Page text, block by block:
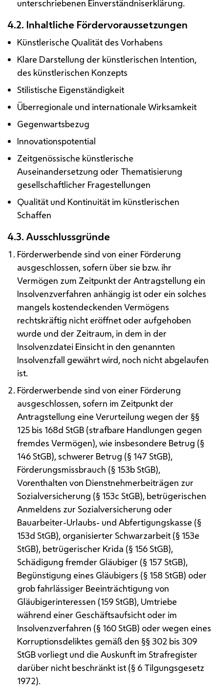
unterschriebenen Einverständniserklärung.
4.2. Inhaltliche Fördervoraussetzungen
Künstlerische Qualität des Vorhabens
Klare Darstellung der künstlerischen Intention,
des künstlerischen Konzepts
Stilistische Eigenständigkeit
Überregionale und internationale Wirksamkeit
Gegenwartsbezug
Innovationspotential
Zeitgenössische künstlerische
Auseinandersetzung oder Thematisierung
gesellschaftlicher Fragestellungen
Qualität und Kontinuität im künstlerischen
Schaffen
4.3. Ausschlussgründe
Förderwerbende sind von einer Förderung
ausgeschlossen, sofern über sie bzw. ihr
Vermögen zum Zeitpunkt der Antragstellung ein
Insolvenzverfahren anhängig ist oder ein solches
mangels kostendeckenden Vermögens
rechtskräftig nicht eröffnet oder aufgehoben
wurde und der Zeitraum, in dem in der
Insolvenzdatei Einsicht in den genannten
Insolvenzfall gewährt wird, noch nicht abgelaufen
ist.
Förderwerbende sind von einer Förderung
ausgeschlossen, sofern im Zeitpunkt der
Antragstellung eine Verurteilung wegen der §§
125 bis 168d StGB (strafbare Handlungen gegen
fremdes Vermögen), wie insbesondere Betrug (§
146 StGB), schwerer Betrug (§ 147 StGB),
Förderungsmissbrauch (§ 153b StGB),
Vorenthalten von Dienstnehmerbeiträgen zur
Sozialversicherung (§ 153c StGB), betrügerischen
Anmeldens zur Sozialversicherung oder
Bauarbeiter-Urlaubs- und Abfertigungskasse (§
153d StGB), organisierter Schwarzarbeit (§ 153e
StGB), betrügerischer Krida (§ 156 StGB),
Schädigung fremder Gläubiger (§ 157 StGB),
Begünstigung eines Gläubigers (§ 158 StGB) oder
grob fahrlässiger Beeinträchtigung von
Gläubigerinteressen (159 StGB), Umtriebe
während einer Geschäftsaufsicht oder im
Insolvenzverfahren (§ 160 StGB) oder wegen eines
Korruptionsdeliktes gemäß den §§ 302 bis 309
StGB vorliegt und die Auskunft im Strafregister
darüber nicht beschränkt ist (§ 6 Tilgungsgesetz
1972).